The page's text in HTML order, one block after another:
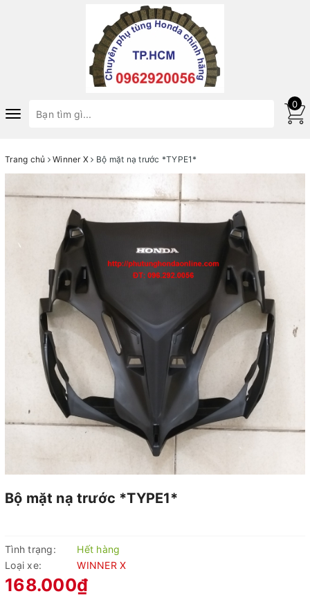
Toggle
0
Trang chủ Winner X Bộ mặt nạ trước *TYPE1*
Bộ mặt nạ trước *TYPE1*
Tình trạng:
Hết hàng
Loại xe:
WINNER X
168.000₫